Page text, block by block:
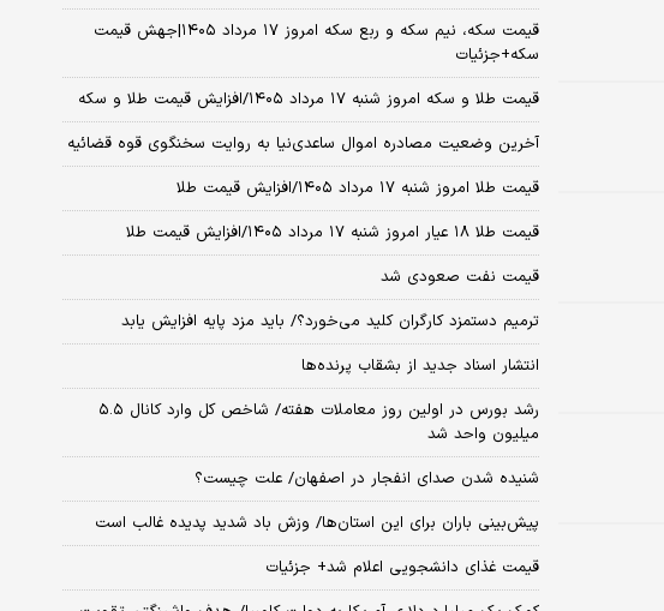
قیمت سکه، نیم سکه و ربع سکه امروز ۱۷ مرداد ۱۴۰۵|جهش قیمت
سکه+جزئیات
قیمت طلا و سکه امروز شنبه ۱۷ مرداد ۱۴۰۵/افزایش قیمت طلا و سکه
آخرین وضعیت مصادره اموال ساعدی‌نیا به روایت سخنگوی قوه قضائیه
قیمت طلا امروز شنبه ۱۷ مرداد ۱۴۰۵/افزایش قیمت طلا
قیمت طلا ۱۸ عیار امروز شنبه ۱۷ مرداد ۱۴۰۵/افزایش قیمت طلا
قیمت نفت صعودی شد
ترمیم دستمزد کارگران کلید می‌خورد؟/ باید مزد پایه افزایش یابد
انتشار اسناد جدید از بشقاب پرنده‌ها
رشد بورس در اولین روز معاملات هفته/ شاخص کل وارد کانال ۵.۵
میلیون واحد شد
شنیده شدن صدای انفجار در اصفهان/ علت چیست؟
پیش‌بینی باران برای این استان‌ها/ وزش باد شدید پدیده غالب است
قیمت غذای دانشجویی اعلام شد+ جزئیات